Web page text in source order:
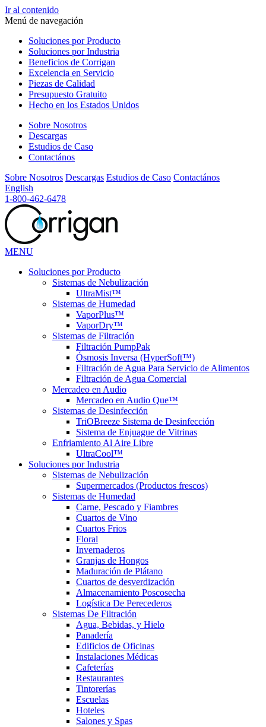
Ir al contenido
Menú de navegación
Soluciones por Producto
Soluciones por Industria
Beneficios de Corrigan
Excelencia en Servicio
Piezas de Calidad
Presupuesto Gratuito
Hecho en los Estados Unidos
Sobre Nosotros
Descargas
Estudios de Caso
Contactános
Sobre Nosotros Descargas Estudios de Caso Contactános
English
1-800-462-6478
MENU
Soluciones por Producto
Sistemas de Nebulización
UltraMist™
Sistemas de Humedad
VaporPlus™
VaporDry™
Sistemas de Filtración
Filtración PumpPak
Ósmosis Inversa (HyperSoft™)
Filtración de Agua Para Servicio de Alimentos
Filtración de Agua Comercial
Mercadeo en Audio
Mercadeo en Audio Que™
Sistemas de Desinfección
TriOBreeze Sistema de Desinfección
Sistema de Enjuague de Vitrinas
Enfriamiento Al Aire Libre
UltraCool™
Soluciones por Industria
Sistemas de Nebulización
Supermercados (Productos frescos)
Sistemas de Humedad
Carne, Pescado y Fiambres
Cuartos de Vino
Cuartos Frios
Floral
Invernaderos
Granjas de Hongos
Maduración de Plátano
Cuartos de desverdización
Almacenamiento Poscosecha
Logística De Perecederos
Sistemas De Filtración
Agua, Bebidas, y Hielo
Panadería
Edificios de Oficinas
Instalaciones Médicas
Cafeterías
Restaurantes
Tintorerías
Escuelas
Hoteles
Salones y Spas